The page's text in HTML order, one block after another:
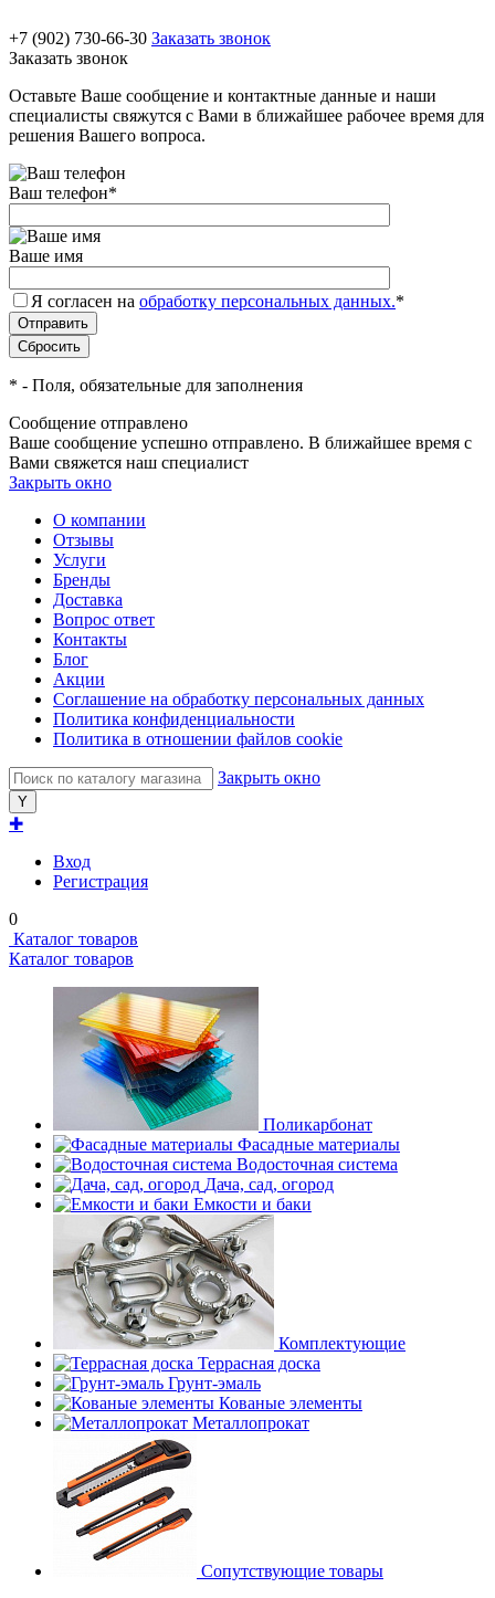
+7 (902) 730-66-30 Заказать звонок
Заказать звонок
Оставьте Ваше сообщение и контактные данные и наши
специалисты свяжутся с Вами в ближайшее рабочее время для
решения Вашего вопроса.
Ваш телефон*
Ваше имя
Я согласен на обработку персональных данных.*
* - Поля, обязательные для заполнения
Сообщение отправлено
Ваше сообщение успешно отправлено. В ближайшее время с
Вами свяжется наш специалист
Закрыть окно
О компании
Отзывы
Услуги
Бренды
Доставка
Вопрос ответ
Контакты
Блог
Акции
Соглашение на обработку персональных данных
Политика конфиденциальности
Политика в отношении файлов cookie
Закрыть окно
✚
Вход
Регистрация
0
Каталог товаров
Каталог товаров
Поликарбонат
Фасадные материалы
Водосточная система
Дача, сад, огород
Емкости и баки
Комплектующие
Террасная доска
Грунт-эмаль
Кованые элементы
Металлопрокат
Сопутствующие товары